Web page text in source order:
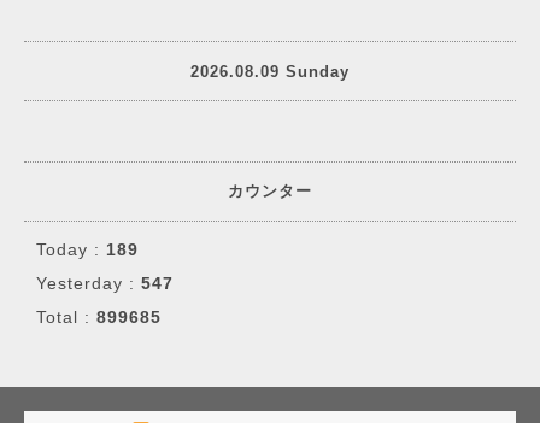
2026.08.09 Sunday
カウンター
Today : 189
Yesterday : 547
Total : 899685